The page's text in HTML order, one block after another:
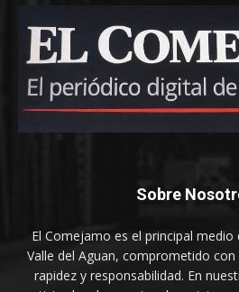
Sobre
El Comejamo es el principal
Valle del Aguan, comprometido
rapidez y responsabilidad. En